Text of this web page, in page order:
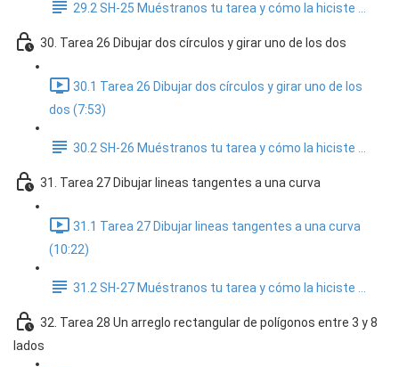
29.2 SH-25 Muéstranos tu tarea y cómo la hiciste ...
30. Tarea 26 Dibujar dos círculos y girar uno de los dos
30.1 Tarea 26 Dibujar dos círculos y girar uno de los
dos (7:53)
30.2 SH-26 Muéstranos tu tarea y cómo la hiciste ...
31. Tarea 27 Dibujar lineas tangentes a una curva
31.1 Tarea 27 Dibujar lineas tangentes a una curva
(10:22)
31.2 SH-27 Muéstranos tu tarea y cómo la hiciste ...
32. Tarea 28 Un arreglo rectangular de polígonos entre 3 y 8
lados